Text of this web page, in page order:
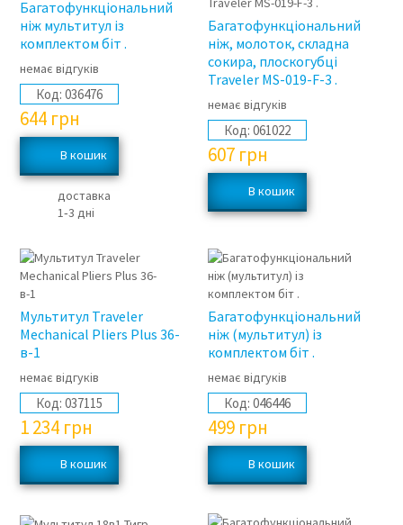
Багатофункціональний
ніж мультитул із
комплектом біт .
немає відгуків
Код: 036476
644 грн
доставка
1‑3 дні
Багатофункціональний
ніж, молоток, складна
сокира, плоскогубці
Traveler MS-019-F-3 .
немає відгуків
Код: 061022
607 грн
Мультитул Traveler
Mechanical Pliers Plus 36-
в-1
немає відгуків
Код: 037115
1 234 грн
Багатофункціональний
ніж (мультитул) із
комплектом біт .
немає відгуків
Код: 046446
499 грн